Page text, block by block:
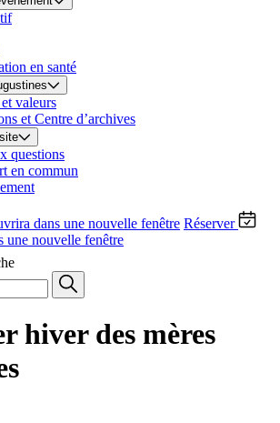
en santé
valeurs
et Centre d’archives
questions
en commun
dans une nouvelle fenêtre Réserver
une nouvelle fenêtre
hiver des mères